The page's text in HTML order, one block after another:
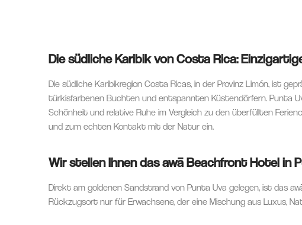
Die südliche Karibik von Costa Rica:
Die südliche Karibikregion Costa Ricas, in der Provinz Limón, ist
türkisfarbenen Buchten und entspannten Küstendörfern. Punta
Schönheit und relative Ruhe im Vergleich zu den überfüllten
und zum echten Kontakt mit der Natur ein.
Wir stellen Ihnen das awā Beachfront Hotel in
Direkt am goldenen Sandstrand von Punta Uva gelegen, ist das
Rückzugsort nur für Erwachsene, der eine Mischung aus Luxus,